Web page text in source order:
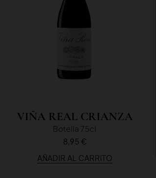
VIÑA REAL CRIANZA
Botella 75cl
8,95 €
AÑADIR AL CARRITO